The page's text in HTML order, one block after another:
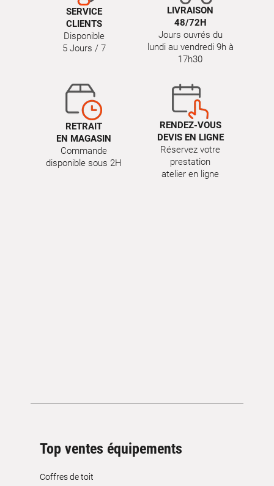
SERVICE
CLIENTS
Disponible
5 Jours / 7
LIVRAISON
48/72H
Jours ouvrés du
lundi au vendredi 9h à
17h30
RETRAIT
EN MAGASIN
Commande
disponible sous 2H
RENDEZ-VOUS
DEVIS EN LIGNE
Réservez votre
prestation
atelier en ligne
Top ventes équipements
Coffres de toit